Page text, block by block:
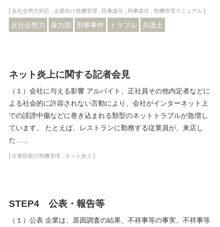
[ 反社会勢力対応, 企業向け危機管理 , 民事責任, 刑事責任, 危機管理マニュアル]
反社会勢力 暴力団 刑事事件 トラブル 弁護士
ネット炎上に関する記者会見
（１）会社に与える影響 アルバイト、正社員その他内定者などに
よる社会的に許容されない言動により、会社がインターネット上
での誹謗中傷などに巻き込まれる類型のネットトラブルが急増し
ています。 たとえば、レストランに勤務する従業員が、来店し
た…...
[ 企業防衛の危機管理 , ネット炎上 ]
STEP4 公表・報告等
（１）公表 企業は、原因調査の結果、不祥事等の事実、不祥事等